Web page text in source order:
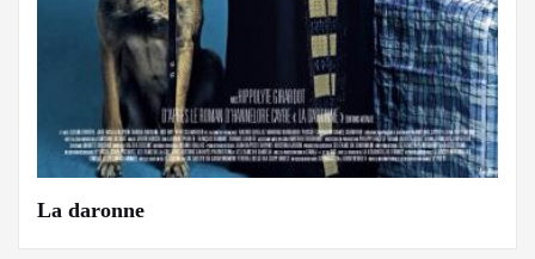
La daronne